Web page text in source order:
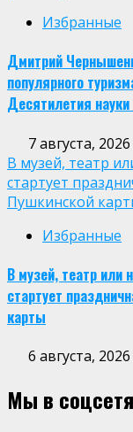
Избранные
Дмитрий
популярного
Десятилетия науки
7 августа, 2026
В музей, театр
стартует
Пушкинской
Избранные
В музей, театр или
стартует
карты
6 августа, 2026
Мы в